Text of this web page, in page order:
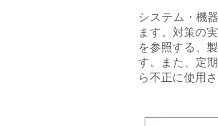
システム・機
ます。対策の
を参照する、
す。また、定
ら不正に使用